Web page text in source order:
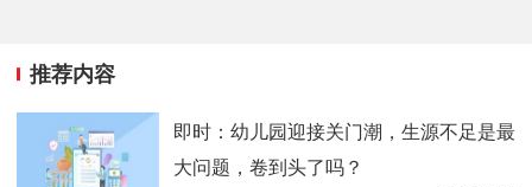
推荐内容
即时：幼儿园迎接关门潮，生源不足是最
大问题，卷到头了吗？